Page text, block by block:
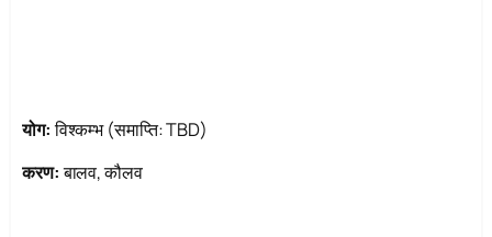
योग:विश्कम्भ (समाप्ति: TBD)
करण:बालव, कौलव